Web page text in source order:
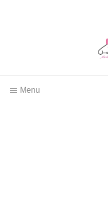
Menu